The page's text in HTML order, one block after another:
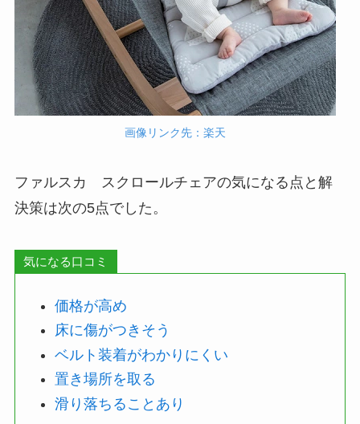
画像リンク先：楽天
ファルスカ スクロールチェアの気になる点と解
決策は次の5点でした。
気になる口コミ
価格が高め
床に傷がつきそう
ベルト装着がわかりにくい
置き場所を取る
滑り落ちることあり